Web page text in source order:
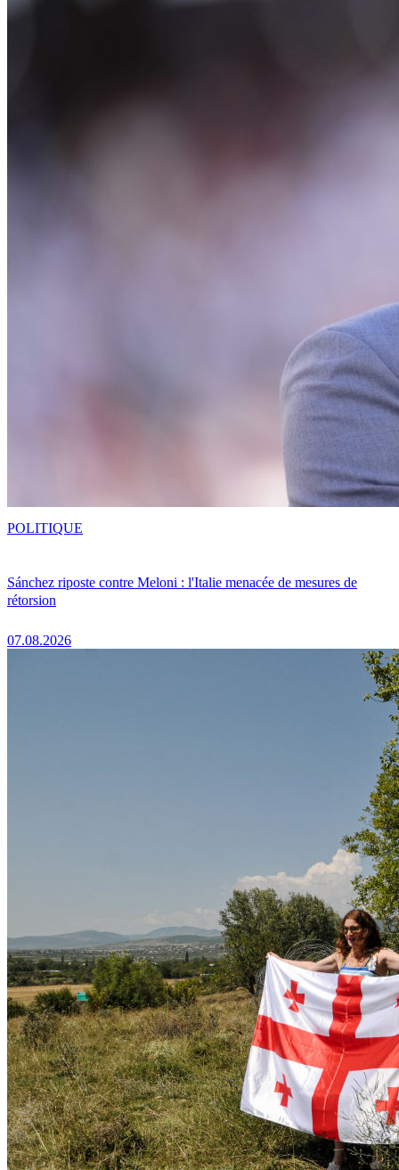
Sánchez riposte contre Meloni : l'Italie menacée de mesures de
rétorsion
07.08.2026
POLITIQUE